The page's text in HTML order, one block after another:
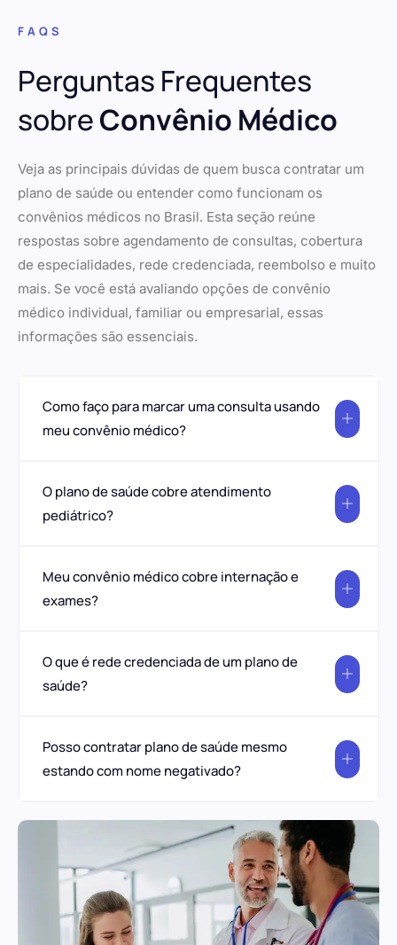
FAQS
Perguntas Frequentes
sobreConvênio Médico
Veja as principais dúvidas de quem busca contratar um
plano de saúde ou entender como funcionam os
convênios médicos no Brasil. Esta seção reúne
respostas sobre agendamento de consultas, cobertura
de especialidades, rede credenciada, reembolso e muito
mais. Se você está avaliando opções de convênio
médico individual, familiar ou empresarial, essas
informações são essenciais.
Como faço para marcar uma consulta usando
meu convênio médico?
O plano de saúde cobre atendimento
pediátrico?
Meu convênio médico cobre internação e
exames?
O que é rede credenciada de um plano de
saúde?
Posso contratar plano de saúde mesmo
estando com nome negativado?